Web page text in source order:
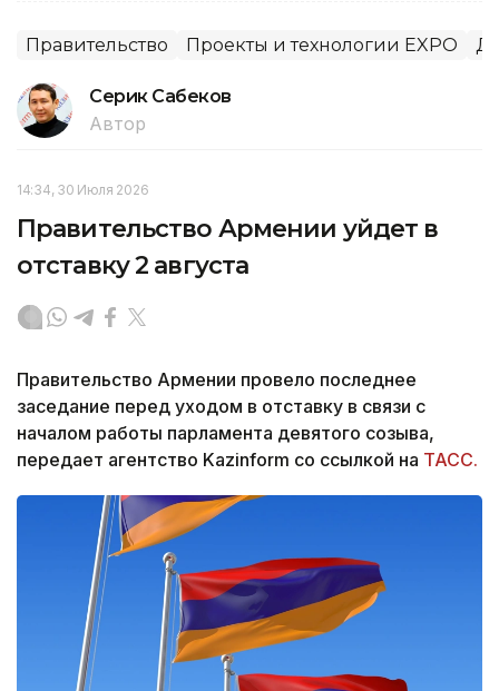
Правительство Проекты и технологии EXPO
Серик Сабеков
Автор
14:34, 30 Июля 2026
Правительство Армении уйдет в
отставку 2 августа
Правительство Армении провело последнее
заседание перед уходом в отставку в связи с
началом работы парламента девятого созыва,
передает агентство Kazinform со ссылкой на ТАСС.